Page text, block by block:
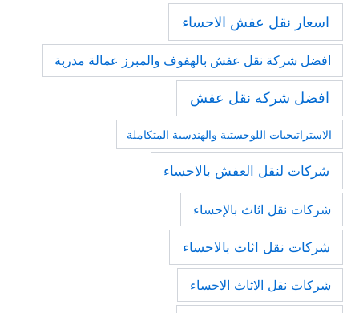
اسعار نقل عفش الاحساء
افضل شركة نقل عفش بالهفوف والمبرز عمالة مدربة
افضل شركه نقل عفش
الاستراتيجيات اللوجستية والهندسية المتكاملة
شركات لنقل العفش بالاحساء
شركات نقل اثاث بالإحساء
شركات نقل اثاث بالاحساء
شركات نقل الاثاث الاحساء